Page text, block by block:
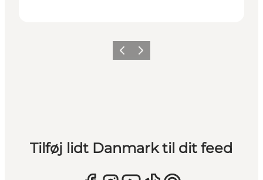
ForrigeNæste
Tilføj lidt Danmark til dit feed